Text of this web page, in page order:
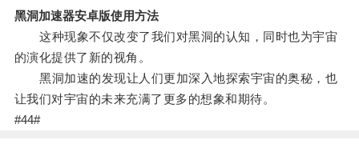
黑洞加速器安卓版使用方法
这种现象不仅改变了我们对黑洞的认知，同时也为宇宙
的演化提供了新的视角。
黑洞加速的发现让人们更加深入地探索宇宙的奥秘，也
让我们对宇宙的未来充满了更多的想象和期待。
#44#